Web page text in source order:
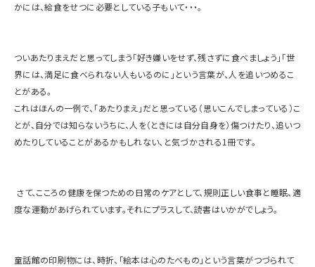
かには、給食をせつに必要としている子もいて・・・。
ついあたりまえだと思ってしまう「好き嫌いをせず、残さずに食べましょう」「世
界には、満足に食べられない人もいるのに」という言葉が、人を追いつめるこ
とがある。
これはほんの一例で、「あたりまえ」だと思っている（思いこんでしまっている）こ
とが、自分では知らないうちに、人を（ときには自分自身を）傷つけたり、追いつ
めたりしていることがあるかもしれない、と気づかされる1冊です。
さて、こころの健康を保つための日常のケアとして、規則正しい食事と睡眠、適
度な運動があげられています。それにプラスして、読書はいかがでしょう。
童話館の印刷物には、時折、「絵本は心のたべもの」という言葉がつづられて